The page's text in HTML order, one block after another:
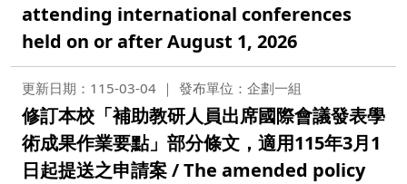
attending international conferences
held on or after August 1, 2026
更新日期：115-03-04 發布單位：企劃一組
修訂本校「補助教研人員出席國際會議發表學
術成果作業要點」部分條文，適用115年3月1
日起提送之申請案 / The amended policy